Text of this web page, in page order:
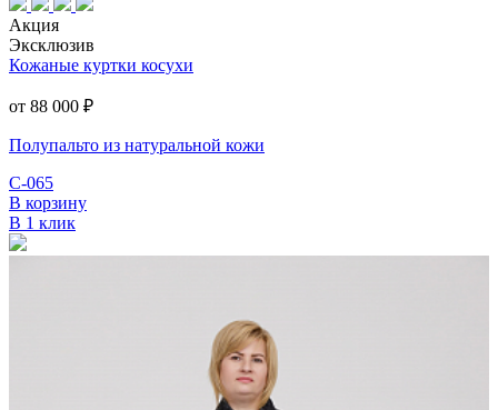
Акция
Эксклюзив
Кожаные куртки косухи
от 88 000 ₽
Полупальто из натуральной кожи
С-065
В корзину
В 1 клик